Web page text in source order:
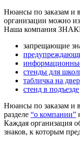
Нюансы по заказам и
организации можно
Наша компания ЗНАКИ
запрещающие
стенды для
табличка на
стенд в подъезде
Нюансы по заказам и
разделе “о компании”
Каждая организация
знаков, к которым